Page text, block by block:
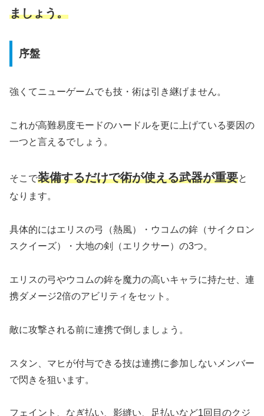
ましょう。
序盤
強くてニューゲームでも技・術は引き継げません。
これが高難易度モードのハードルを更に上げている要因の
一つと言えるでしょう。
そこで装備するだけで術が使える武器が重要と
なります。
具体的にはエリスの弓（熱風）・ウコムの鉾（サイクロン
スクイーズ）・大地の剣（エリクサー）の3つ。
エリスの弓やウコムの鉾を魔力の高いキャラに持たせ、連
携ダメージ2倍のアビリティをセット。
敵に攻撃される前に連携で倒しましょう。
スタン、マヒが付与できる技は連携に参加しないメンバー
で閃きを狙います。
フェイント、なぎ払い、影縫い、足払いなど1回目のクジ